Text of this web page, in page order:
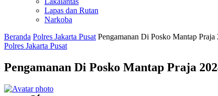
Lapas dan Rutan
Narkoba
Beranda Polres Jakarta Pusat Pengamanan Di Posko Mantap
Polres Jakarta Pusat
Pengamanan Di Posko Mantap Praja